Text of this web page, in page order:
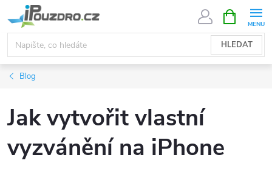
na
obsah
HLEDAT
NÁKUPNÍ
KOŠÍK
Blog
Jak vytvořit vlastní
vyzvánění na iPhone